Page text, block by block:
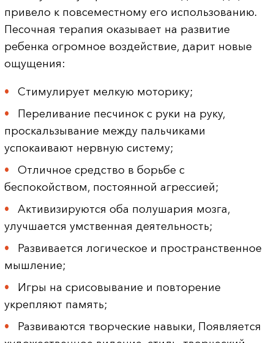
привело к повсеместному его использованию.
Песочная терапия оказывает на развитие
ребенка огромное воздействие, дарит новые
ощущения:
Стимулирует мелкую моторику;
Переливание песчинок с руки на руку,
проскальзывание между пальчиками
успокаивают нервную систему;
Отличное средство в борьбе с
беспокойством, постоянной агрессией;
Активизируются оба полушария мозга,
улучшается умственная деятельность;
Развивается логическое и пространственное
мышление;
Игры на срисовывание и повторение
укрепляют память;
Развиваются творческие навыки, Появляется